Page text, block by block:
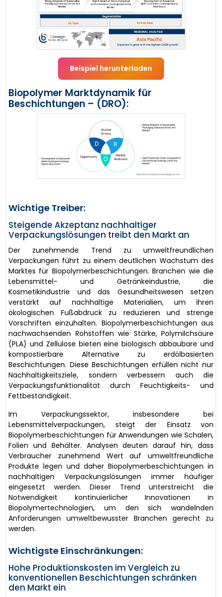
Beispiel herunterladen
Biopolymer Marktdynamik für
Beschichtungen – (DRO):
Wichtige Treiber:
Steigende Akzeptanz nachhaltiger
Verpackungslösungen treibt den Markt an
Der zunehmende Trend zu umweltfreundlichen
Verpackungen führt zu einem deutlichen Wachstum des
Marktes für Biopolymerbeschichtungen. Branchen wie die
Lebensmittel- und Getränkeindustrie, die
Kosmetikindustrie und das Gesundheitswesen setzen
verstärkt auf nachhaltige Materialien, um ihren
ökologischen Fußabdruck zu reduzieren und strenge
Vorschriften einzuhalten. Biopolymerbeschichtungen aus
nachwachsenden Rohstoffen wie Stärke, Polymilchsäure
(PLA) und Zellulose bieten eine biologisch abbaubare und
kompostierbare Alternative zu erdölbasierten
Beschichtungen. Diese Beschichtungen erfüllen nicht nur
Nachhaltigkeitsziele, sondern verbessern auch die
Verpackungsfunktionalität durch Feuchtigkeits- und
Fettbeständigkeit.
Im Verpackungssektor, insbesondere bei
Lebensmittelverpackungen, steigt der Einsatz von
Biopolymerbeschichtungen für Anwendungen wie Schalen,
Folien und Behälter. Analysen deuten darauf hin, dass
Verbraucher zunehmend Wert auf umweltfreundliche
Produkte legen und daher Biopolymerbeschichtungen in
nachhaltigen Verpackungslösungen immer häufiger
eingesetzt werden. Dieser Trend unterstreicht die
Notwendigkeit kontinuierlicher Innovationen in
Biopolymertechnologien, um den sich wandelnden
Anforderungen umweltbewusster Branchen gerecht zu
werden.
Wichtigste Einschränkungen:
Hohe Produktionskosten im Vergleich zu
konventionellen Beschichtungen schränken
den Markt ein